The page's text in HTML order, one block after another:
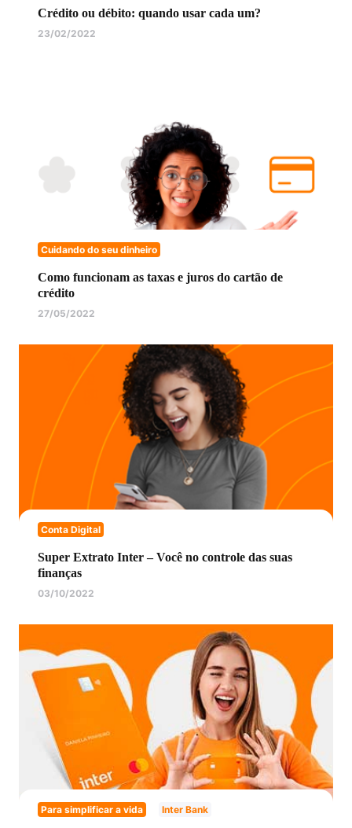
Crédito ou débito: quando usar cada um?
23/02/2022
Cuidando do seu dinheiro
Como funcionam as taxas e juros do cartão de
crédito
27/05/2022
Conta Digital
Super Extrato Inter – Você no controle das suas
finanças
03/10/2022
Para simplificar a vida Inter Bank